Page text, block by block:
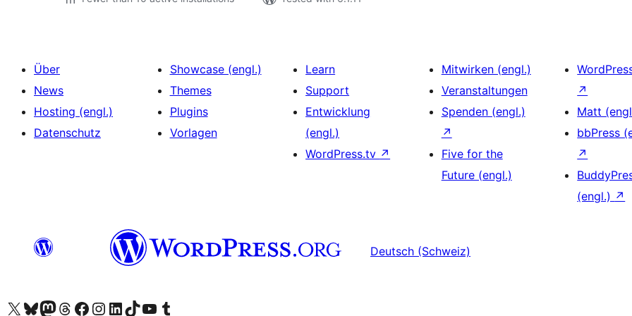
Über
News
Hosting (engl.)
Datenschutz
Showcase (engl.)
Themes
Plugins
Vorlagen
Learn
Support
Entwicklung
(engl.)
WordPress.tv ↗
Mitwirken (engl.)
Veranstaltungen
Spenden (engl.)
↗
Five for the
Future (engl.)
↗
Matt
bbPress
↗
(engl.) ↗
Deutsch (Schweiz)
Das X-Konto (früher Twitter) von WordPress.org besuchen
Das Bluesky-Konto von WordPress.org besuchen
Das Mastodon-Konto von WordPress.org besuchen
Das Threads-Konto von WordPress.org besuchen
Die Facebook-Seite von WordPress.org besuchen
Das Instagram-Konto von WordPress.org besuchen
Das LinkedIn-Konto von WordPress.org besuchen
Das TikTok-Konto von WordPress.org besuchen
Den YouTube-Kanal von WordPress.org besuchen
Das Tumblr-Konto von WordPress.org besuchen